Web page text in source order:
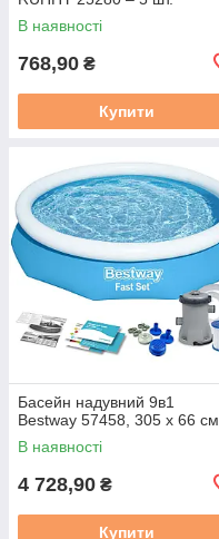
В наявності
768,90 ₴
Купити
Басейн надувний 9в1
Bestway 57458, 305 x 66 см
В наявності
4 728,90 ₴
Купити